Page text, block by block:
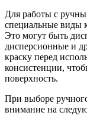
Для работы с
специальные виды
Это могут быть
дисперсионные и
краску перед
консистенции,
поверхность.
При выборе
внимание на